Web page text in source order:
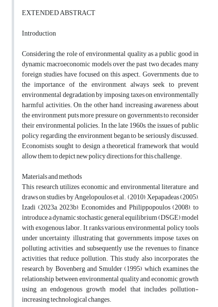
EXTENDED ABSTRACT
Introduction
Considering the role of environmental quality as a public good in
dynamic macroeconomic models over the past two decades, many
foreign studies have focused on this aspect. Governments, due to
the importance of the environment, always seek to prevent
environmental degradation by imposing taxes on environmentally
harmful activities. On the other hand, increasing awareness about
the environment puts more pressure on governments to reconsider
their environmental policies. In the late 1960s, the issues of public
policy regarding the environment began to be seriously discussed.
Economists sought to design a theoretical framework that would
allow them to depict new policy directions for this challenge.
Materials and methods
This research utilizes economic and environmental literature, and
draws on studies by Angelopoulos et al. (2010), Xepapadeas (2005),
Izadi (2023a, 2023b), Economides and Philippopoulos (2008), to
introduce a dynamic stochastic general equilibrium (DSGE) model
with exogenous labor. It ranks various environmental policy tools
under uncertainty, illustrating that governments impose taxes on
polluting activities and subsequently use the revenues to finance
activities that reduce pollution. This study also incorporates the
research by Bovenberg and Smulder (1995) which examines the
relationship between environmental quality and economic growth
using an endogenous growth model that includes pollution-
increasing technological changes.